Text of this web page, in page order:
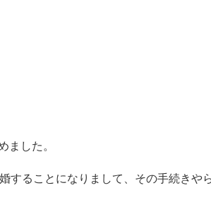
ました。
することになりまして、その手続きや